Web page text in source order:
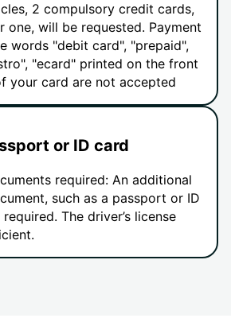
2 compulsory credit cards,
one, will be requested. Payment
words "debit card", "prepaid",
"ecard" printed on the front
your card are not accepted
or ID card
required: An additional
such as a passport or ID
The driver’s license